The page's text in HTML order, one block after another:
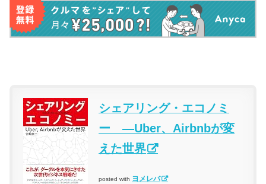
シェアリング・エコノミ
ー ―Uber、Airbnbが変
えた世界
posted with ヨメレバ